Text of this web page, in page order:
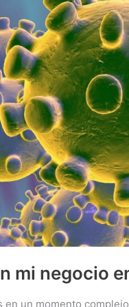
mi negocio
en un momento